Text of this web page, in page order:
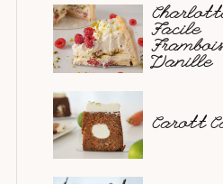
Facile
Vanille
Carott